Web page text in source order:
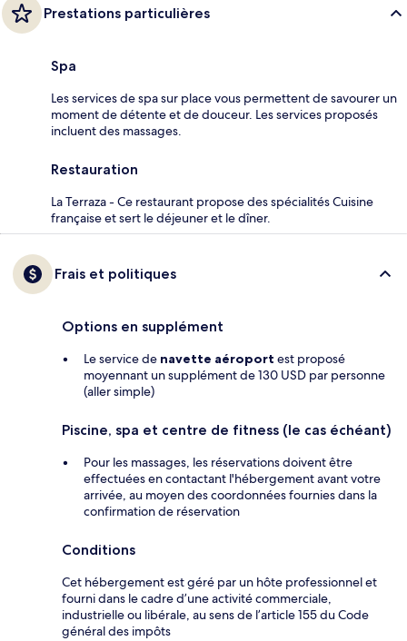
Prestations particulières
Spa
Les services de spa sur place vous permettent de savourer un
moment de détente et de douceur. Les services proposés
incluent des massages.
Restauration
La Terraza - Ce restaurant propose des spécialités Cuisine
française et sert le déjeuner et le dîner.
Frais et politiques
Options en supplément
Le service de navette aéroport est proposé
moyennant un supplément de 130 USD par personne
(aller simple)
Piscine, spa et centre de fitness (le cas échéant)
Pour les massages, les réservations doivent être
effectuées en contactant l'hébergement avant votre
arrivée, au moyen des coordonnées fournies dans la
confirmation de réservation
Conditions
Cet hébergement est géré par un hôte professionnel et
fourni dans le cadre d’une activité commerciale,
industrielle ou libérale, au sens de l’article 155 du Code
général des impôts